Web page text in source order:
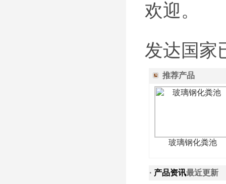
欢迎。
发达国家
推荐产品
玻璃钢化粪池
· 产品资讯最近更新